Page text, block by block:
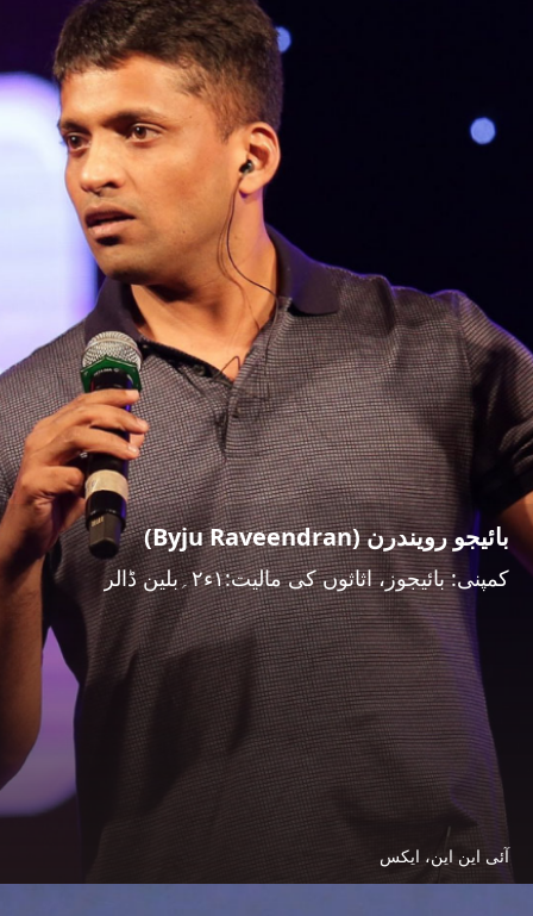
بائیجو رویندرن (Byju Raveendran)
کمپنی: بائیجوز، اثاثوں کی مالیت:۱ء۲؍بلین ڈالر
آئی این این، ایکس